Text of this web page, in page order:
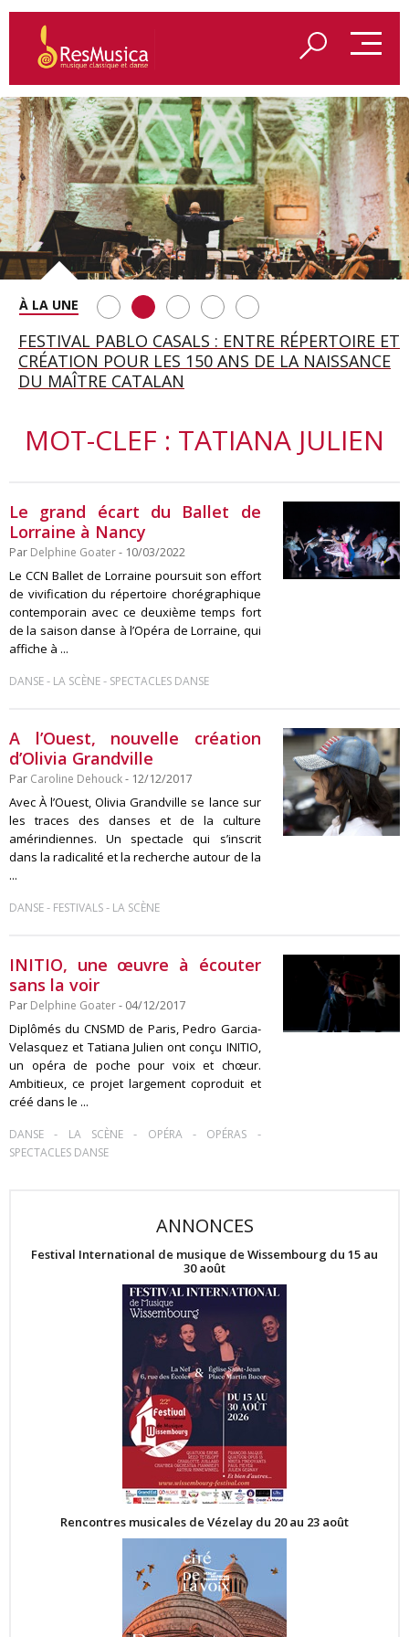
SAINT FRANÇOIS D’ASSISE À SALZBOURG, UNE
SOIRÉE IMMENSE PORTÉE PAR ROMEO
CASTELLUCCI ET MAXIME PASCAL
FESTIVAL PABLO CASALS : ENTRE RÉPERTOIRE ET
CRÉATION POUR LES 150 ANS DE LA NAISSANCE
DU MAÎTRE CATALAN
A BAYREUTH, LE 150E ANNIVERSAIRE DU RING
WAGNÉRIEN GÉNÉRÉ PAR L’IA
BETSY JOLAS FÊTE SON CENTIÈME
ANNIVERSAIRE
GEORGE BENJAMIN : « MES PARENTS AVAIENT
CETTE EXIGENCE DE L’OBJET CISELÉ »
MOT-CLEF : TATIANA JULIEN
Le grand écart du Ballet de
Lorraine à Nancy
Par Delphine Goater- 10/03/2022
Le CCN Ballet de Lorraine poursuit son effort
de vivification du répertoire chorégraphique
contemporain avec ce deuxième temps fort
de la saison danse à l’Opéra de Lorraine, qui
affiche à ...
DANSE- LA SCÈNE- SPECTACLES DANSE
A l’Ouest, nouvelle création
d’Olivia Grandville
Par Caroline Dehouck- 12/12/2017
Avec À l’Ouest, Olivia Grandville se lance sur
les traces des danses et de la culture
amérindiennes. Un spectacle qui s’inscrit
dans la radicalité et la recherche autour de la
...
DANSE- FESTIVALS- LA SCÈNE
INITIO, une œuvre à écouter
sans la voir
Par Delphine Goater- 04/12/2017
Diplômés du CNSMD de Paris, Pedro Garcia-
Velasquez et Tatiana Julien ont conçu INITIO,
un opéra de poche pour voix et chœur.
Ambitieux, ce projet largement coproduit et
créé dans le ...
DANSE- LA SCÈNE- OPÉRA- OPÉRAS -
SPECTACLES DANSE
ANNONCES
Festival International de musique de Wissembourg du 15 au
30 août
Rencontres musicales de Vézelay du 20 au 23 août